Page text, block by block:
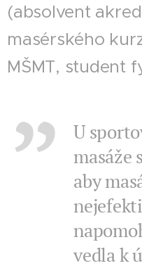
(absolvent
masérského
MŠMT, student
U
masáže
aby
vedla k